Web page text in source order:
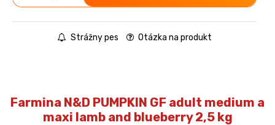
Strážny pes Otázka na produkt
Farmina N&D PUMPKIN GF adult medium a
maxi lamb and blueberry 2,5 kg